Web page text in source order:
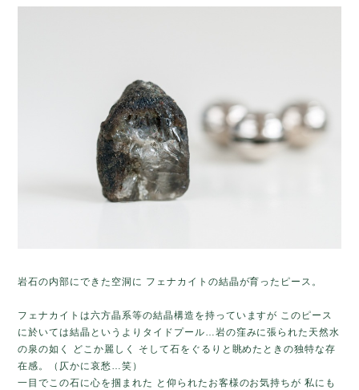
岩石の内部にできた空洞に フェナカイトの結晶が育ったピース。
フェナカイトは六方晶系等の結晶構造を持っていますが このピース
に於いては結晶というよりタイドプール…岩の窪みに張られた天然水
の泉の如く どこか麗しく そして石をぐるりと眺めたときの独特な存
在感。（仄かに哀愁…笑）
一目でこの石に心を掴まれた と仰られたお客様のお気持ちが 私にも